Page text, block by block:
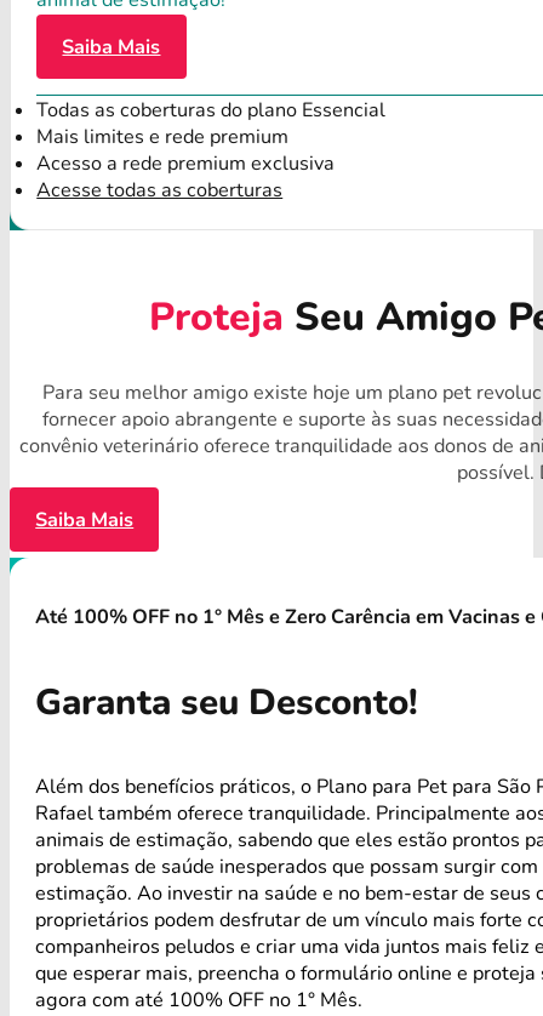
Saiba Mais
Todas as coberturas do plano Essencial
Mais limites e rede premium
Acesso a rede premium exclusiva
Acesse todas as coberturas
Proteja Seu Amigo
Para seu melhor amigo existe hoje um plano pet
fornecer apoio abrangente e suporte às suas
convênio veterinário oferece tranquilidade aos donos de
possível.
Saiba Mais
Até 100% OFF no 1° Mês e Zero Carência em Vacinas
Garanta seu Desconto!
Além dos benefícios práticos, o Plano para Pet para São
Rafael também oferece tranquilidade. Principalmente
animais de estimação, sabendo que eles estão prontos
problemas de saúde inesperados que possam surgir
estimação. Ao investir na saúde e no bem-estar de seus
proprietários podem desfrutar de um vínculo mais forte
companheiros peludos e criar uma vida juntos mais feliz
que esperar mais, preencha o formulário online e proteja
agora com até 100% OFF no 1° Mês.